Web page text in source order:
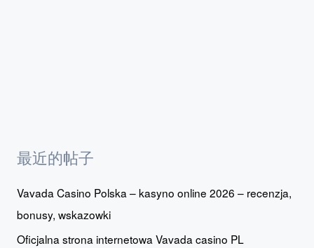
最近的帖子
Vavada Casino Polska – kasyno online 2026 – recenzja,
bonusy, wskazowki
Oficjalna strona internetowa Vavada casino PL